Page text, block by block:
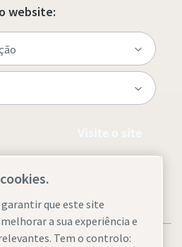
website:
que este site
a sua experiência e
Tem o controlo: